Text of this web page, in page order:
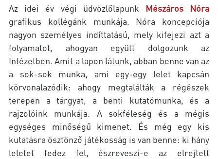
Az idei év végi üdvözlőlapunk Mészáros Nóra
grafikus kollégánk munkája. Nóra koncepciója
nagyon személyes indíttatású, mely kifejezi azt a
folyamatot, ahogyan együtt dolgozunk az
Intézetben. Amit a lapon látunk, abban benne van az
a sok-sok munka, ami egy-egy lelet kapcsán
körvonalazódik: ahogy megtalálták a régészek
terepen a tárgyat, a benti kutatómunka, és a
rajzolóink munkája. A sokféleség és a mégis
egységes minőségű kimenet. És még egy kis
kutatásra ösztönző játékosság is van benne: ki hány
leletet fedez fel, észreveszi-e az elrejtett